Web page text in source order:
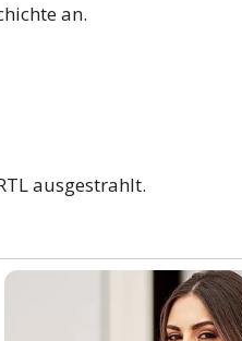
an.
ausgestrahlt.